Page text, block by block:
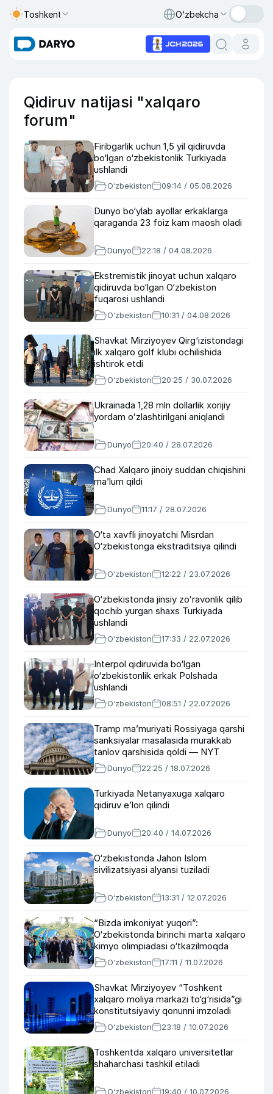
Toshkent O‘zbekcha
Qidiruv natijasi "xalqaro
forum"
Firibgarlik uchun 1,5 yil qidiruvda
bo‘lgan o‘zbekistonlik Turkiyada
ushlandi
O‘zbekiston 09:14 / 05.08.2026
Dunyo bo‘ylab ayollar erkaklarga
qaraganda 23 foiz kam maosh oladi
Dunyo 22:18 / 04.08.2026
Ekstremistik jinoyat uchun xalqaro
qidiruvda bo‘lgan O‘zbekiston
fuqarosi ushlandi
O‘zbekiston 10:31 / 04.08.2026
Shavkat Mirziyoyev Qirg‘izistondagi
ilk xalqaro golf klubi ochilishida
ishtirok etdi
O‘zbekiston 20:25 / 30.07.2026
Ukrainada 1,28 mln dollarlik xorijiy
yordam oʻzlashtirilgani aniqlandi
Dunyo 20:40 / 28.07.2026
Chad Xalqaro jinoiy suddan chiqishini
ma’lum qildi
Dunyo 11:17 / 28.07.2026
O‘ta xavfli jinoyatchi Misrdan
O‘zbekistonga ekstraditsiya qilindi
O‘zbekiston 12:22 / 23.07.2026
O‘zbekistonda jinsiy zoʻravonlik qilib
qochib yurgan shaxs Turkiyada
ushlandi
O‘zbekiston 17:33 / 22.07.2026
Interpol qidiruvida bo‘lgan
o‘zbekistonlik erkak Polshada
ushlandi
O‘zbekiston 08:51 / 22.07.2026
Tramp ma’muriyati Rossiyaga qarshi
sanksiyalar masalasida murakkab
tanlov qarshisida qoldi — NYT
Dunyo 22:25 / 18.07.2026
Turkiyada Netanyaxuga xalqaro
qidiruv e’lon qilindi
Dunyo 20:40 / 14.07.2026
O‘zbekistonda Jahon Islom
sivilizatsiyasi alyansi tuziladi
O‘zbekiston 13:31 / 12.07.2026
“Bizda imkoniyat yuqori”:
O‘zbekistonda birinchi marta xalqaro
kimyo olimpiadasi o‘tkazilmoqda
O‘zbekiston 17:11 / 11.07.2026
Shavkat Mirziyoyev “Toshkent
xalqaro moliya markazi to‘g‘risida”gi
konstitutsiyaviy qonunni imzoladi
O‘zbekiston 23:18 / 10.07.2026
Toshkentda xalqaro universitetlar
shaharchasi tashkil etiladi
O‘zbekiston 19:40 / 10.07.2026